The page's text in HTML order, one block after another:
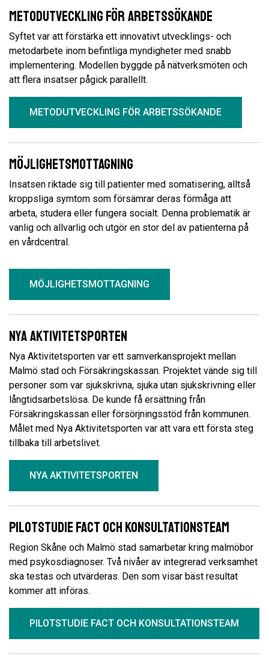
Metodutveckling för arbetssökande
Syftet var att förstärka ett innovativt utvecklings- och
metodarbete inom befintliga myndigheter med snabb
implementering. Modellen byggde på nätverksmöten och
att flera insatser pågick parallellt.
METODUTVECKLING FÖR ARBETSSÖKANDE
Möjlighetsmottagning
Insatsen riktade sig till patienter med somatisering, alltså
kroppsliga symtom som försämrar deras förmåga att
arbeta, studera eller fungera socialt. Denna problematik är
vanlig och allvarlig och utgör en stor del av patienterna på
en vårdcentral.
MÖJLIGHETSMOTTAGNING
Nya Aktivitetsporten
Nya Aktivitetsporten var ett samverkansprojekt mellan
Malmö stad och Försäkringskassan. Projektet vände sig till
personer som var sjukskrivna, sjuka utan sjukskrivning eller
långtidsarbetslösa. De kunde få ersättning från
Försäkringskassan eller försörjningsstöd från kommunen.
Målet med Nya Aktivitetsporten var att vara ett första steg
tillbaka till arbetslivet.
NYA AKTIVITETSPORTEN
Pilotstudie FACT och konsultationsteam
Region Skåne och Malmö stad samarbetar kring malmöbor
med psykosdiagnoser. Två nivåer av integrerad verksamhet
ska testas och utvärderas. Den som visar bäst resultat
kommer att införas.
PILOTSTUDIE FACT OCH KONSULTATIONSTEAM